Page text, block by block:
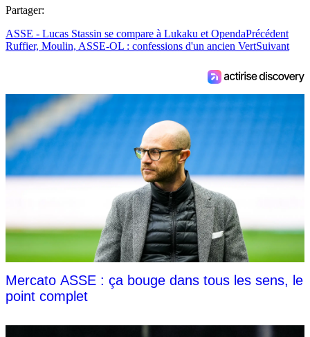
Partager:
ASSE - Lucas Stassin se compare à Lukaku et OpendaPrécédent
Ruffier, Moulin, ASSE-OL : confessions d'un ancien VertSuivant
Mercato ASSE : ça bouge dans tous les sens, le
point complet